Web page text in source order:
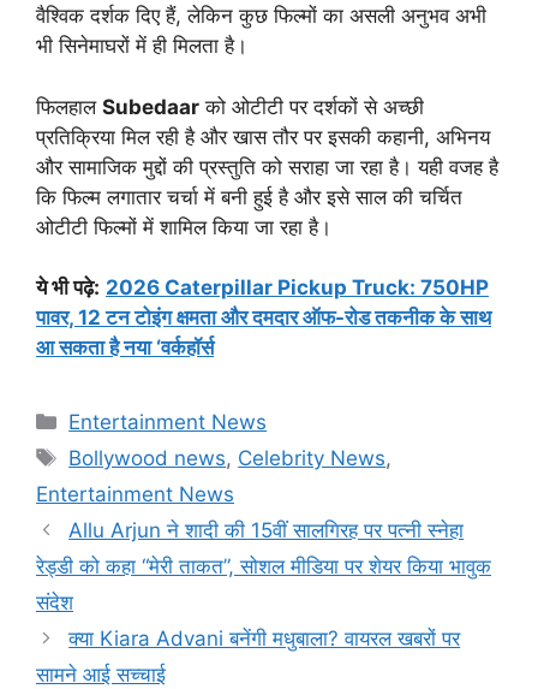
वैश्विक दर्शक दिए हैं, लेकिन कुछ फिल्मों का असली अनुभव अभी
भी सिनेमाघरों में ही मिलता है।
फिलहाल Subedaar को ओटीटी पर दर्शकों से अच्छी
प्रतिक्रिया मिल रही है और खास तौर पर इसकी कहानी, अभिनय
और सामाजिक मुद्दों की प्रस्तुति को सराहा जा रहा है। यही वजह है
कि फिल्म लगातार चर्चा में बनी हुई है और इसे साल की चर्चित
ओटीटी फिल्मों में शामिल किया जा रहा है।
ये भी पढ़े: 2026 Caterpillar Pickup Truck: 750HP
पावर, 12 टन टोइंग क्षमता और दमदार ऑफ-रोड तकनीक के साथ
आ सकता है नया ‘वर्कहॉर्स
Categories
Entertainment News
Tags
Bollywood news, Celebrity News,
Entertainment News
Allu Arjun ने शादी की 15वीं सालगिरह पर पत्नी स्नेहा
रेड्डी को कहा “मेरी ताकत”, सोशल मीडिया पर शेयर किया भावुक
संदेश
क्या Kiara Advani बनेंगी मधुबाला? वायरल खबरों पर
सामने आई सच्चाई